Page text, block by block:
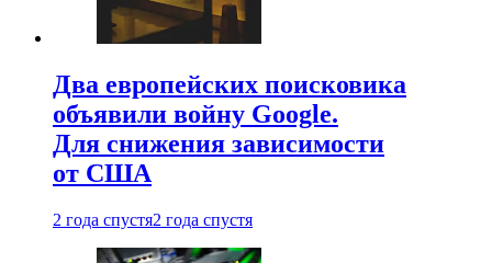
Два европейских поисковика
объявили войну Google.
Для снижения зависимости
от США
2 года спустя2 года спустя